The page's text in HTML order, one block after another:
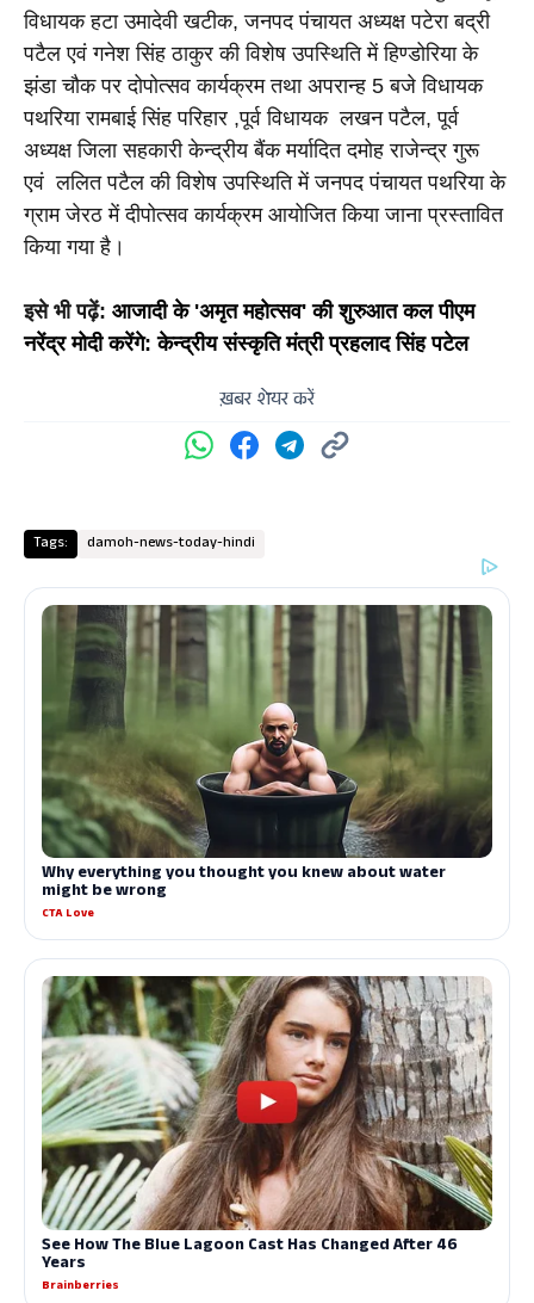
विधायक हटा उमादेवी खटीक, जनपद पंचायत अध्यक्ष पटेरा बद्री
पटैल एवं गनेश सिंह ठाकुर की विशेष उपस्थिति में हिण्डोरिया के
झंडा चौक पर दोपोत्सव कार्यक्रम तथा अपरान्ह 5 बजे विधायक
पथरिया रामबाई सिंह परिहार ,पूर्व विधायक  लखन पटैल, पूर्व
अध्यक्ष जिला सहकारी केन्द्रीय बैंक मर्यादित दमोह राजेन्द्र गुरू
एवं  ललित पटैल की विशेष उपस्थिति में जनपद पंचायत पथरिया के
ग्राम जेरठ में दीपोत्सव कार्यक्रम आयोजित किया जाना प्रस्तावित
किया गया है।
इसे भी पढ़ें: आजादी के 'अमृत महोत्सव' की शुरुआत कल पीएम
नरेंद्र मोदी करेंगे: केन्द्रीय संस्कृति मंत्री प्रहलाद सिंह पटेल
ख़बर शेयर करें
Tags: damoh-news-today-hindi